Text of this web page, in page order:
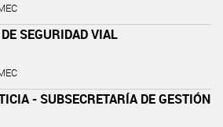
SEGURIDAD VIAL
- SUBSECRETARÍA DE GESTIÓN